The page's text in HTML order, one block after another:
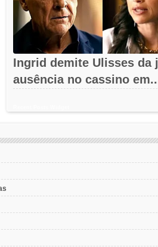
Ingrid demite Ulisses da
ausência no cassino